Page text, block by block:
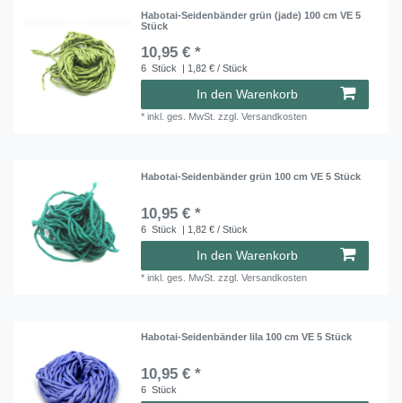
Habotai-Seidenbänder grün (jade) 100 cm VE 5
Stück
10,95 € *
6 Stück | 1,82 € / Stück
In den Warenkorb
*inkl. ges. MwSt. zzgl.Versandkosten
Habotai-Seidenbänder grün 100 cm VE 5 Stück
10,95 € *
6 Stück | 1,82 € / Stück
In den Warenkorb
*inkl. ges. MwSt. zzgl.Versandkosten
Habotai-Seidenbänder lila 100 cm VE 5 Stück
10,95 € *
6 Stück